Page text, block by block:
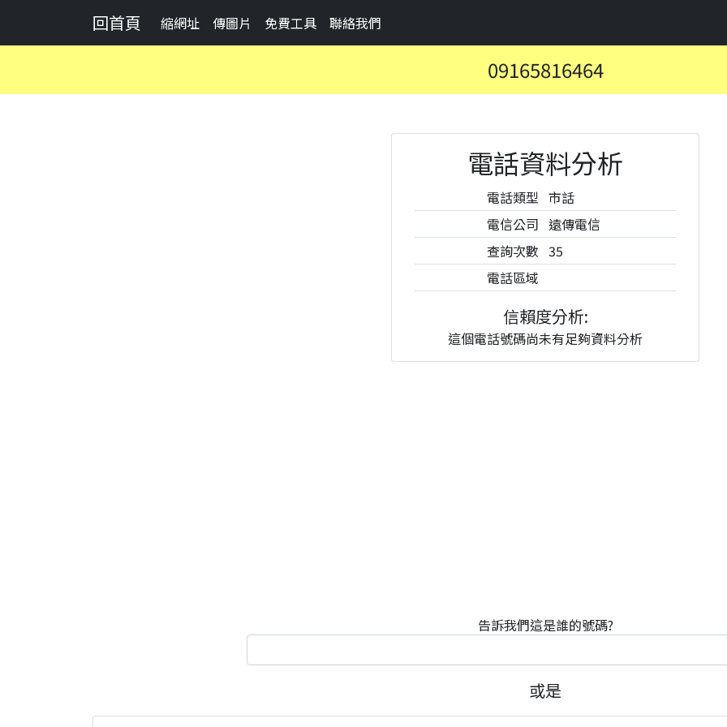
回首頁 縮網址 傳圖片 免費工具 聯絡我們
09165816464
電話資料分析
電話類型 市話
電信公司 遠傳電信
查詢次數 35
電話區域
信賴度分析:
這個電話號碼尚未有足夠資料分析
告訴我們這是誰的號碼?
或是